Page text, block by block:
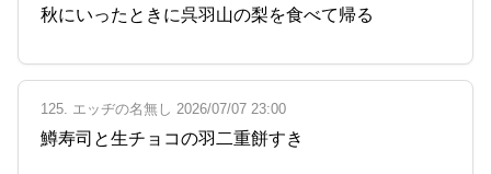
秋にいったときに呉羽山の梨を食べて帰る
125. エッヂの名無し 2026/07/07 23:00
鱒寿司と生チョコの羽二重餅すき